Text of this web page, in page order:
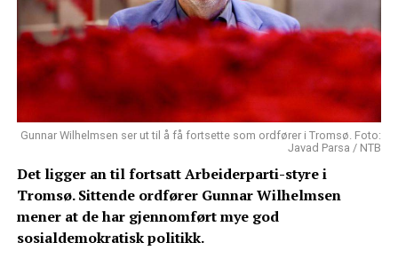
Gunnar Wilhelmsen ser ut til å få fortsette som ordfører i Tromsø. Foto:
Javad Parsa / NTB
Det ligger an til fortsatt Arbeiderparti-styre i
Tromsø. Sittende ordfører Gunnar Wilhelmsen
mener at de har gjennomført mye god
sosialdemokratisk politikk.